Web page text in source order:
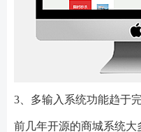
3、多输入系统功能趋于
前几年开源的商城系统大